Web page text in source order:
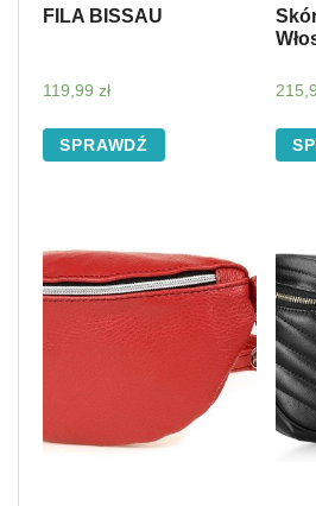
FILA BISSAU
119,99 zł
SPRAWDŹ